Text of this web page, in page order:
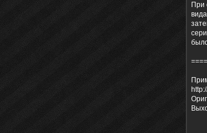
При